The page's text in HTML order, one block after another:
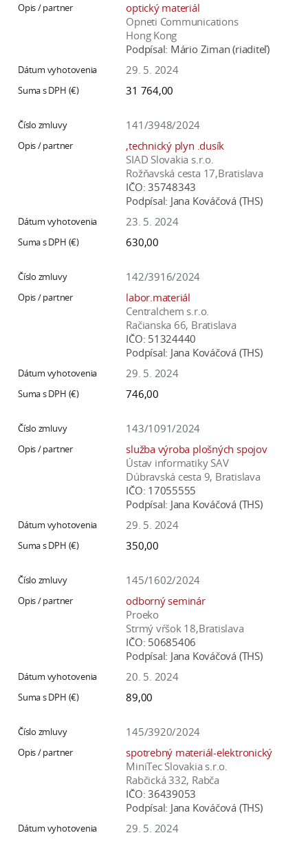
optický materiál
Opneti Communications
Hong Kong
Podpísal: Mário Ziman (riaditeľ)
29. 5. 2024
31 764,00
141/3948/2024
,technický plyn .dusík
SIAD Slovakia s.r.o.
Rožňavská cesta 17,Bratislava
IČO: 35748343
Podpísal: Jana Kováčová (THS)
23. 5. 2024
630,00
142/3916/2024
labor.materiál
Centralchem s.r.o.
Račianska 66, Bratislava
IČO: 51324440
Podpísal: Jana Kováčová (THS)
29. 5. 2024
746,00
143/1091/2024
služba výroba plošných spojov
Ústav informatiky SAV
Dúbravská cesta 9, Bratislava
IČO: 17055555
Podpísal: Jana Kováčová (THS)
29. 5. 2024
350,00
145/1602/2024
odborný seminár
Proeko
Strmý vŕšok 18,Bratislava
IČO: 50685406
Podpísal: Jana Kováčová (THS)
20. 5. 2024
89,00
145/3920/2024
spotrebný materiál-elektronický
MiniTec Slovakia s.r.o.
Rabčická 332, Rabča
IČO: 36439053
Podpísal: Jana Kováčová (THS)
29. 5. 2024